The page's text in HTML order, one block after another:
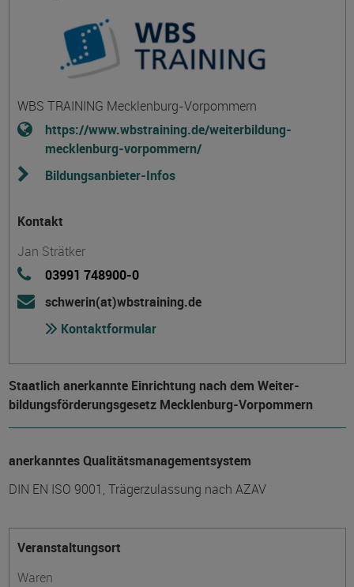
WBS TRAINING Mecklenburg-Vorpommern
https://www.wbstraining.de/weiterbildung-
mecklenburg-vorpommern/
Bildungsanbieter-Infos
Kontakt
Jan Strätker
03991 748900-0
schwerin(at)wbstraining.de
Kontaktformular
Staatlich anerkannte Einrichtung nach dem Weiter­
bildungs­förderungs­gesetz Mecklenburg-Vorpommern
anerkanntes Qualitätsmanagementsystem
DIN EN ISO 9001, Trägerzulassung nach AZAV
Veranstaltungsort
Waren